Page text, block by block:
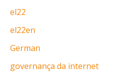
el22
el22en
German
governança da internet